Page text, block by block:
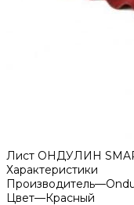
Лист ОНДУЛИН
Характеристики
Производитель—
Цвет—Красный